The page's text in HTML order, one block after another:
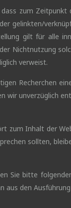
zum
gelinkten/
gilt für alle
Nichtnutzung
verweist.
Recherchen
wir unverzüglich
zum Inhalt der
sollten,
Sie bitte
aus den